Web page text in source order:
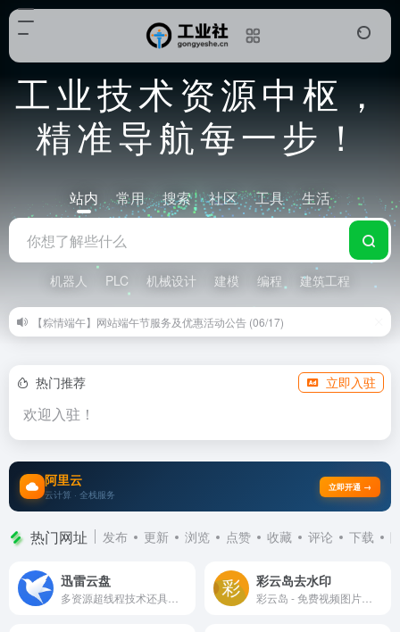
工业技术资源中枢，
精准导航每一步！
站内 常用 搜索 社区 工具 生活
机器人 PLC 机械设计 建模 编程 建筑工程
工业社（www.gongyeshe.cn）新春期间软件下载服务临时调整公告 (01/31)
热门推荐 立即入驻
欢迎入驻！
阿里云
云计算 · 全栈服务
立即开通 →
热门网址 发布 更新 浏览 点赞 收藏 评论 下载
迅雷云盘 彩云岛去水印